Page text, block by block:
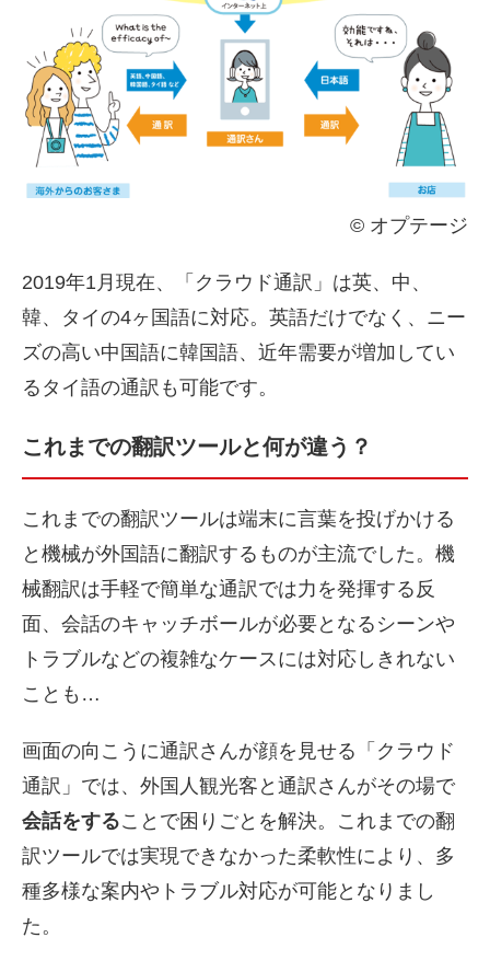
© オプテージ
2019年1月現在、「クラウド通訳」は英、中、
韓、タイの4ヶ国語に対応。英語だけでなく、ニー
ズの高い中国語に韓国語、近年需要が増加してい
るタイ語の通訳も可能です。
これまでの翻訳ツールと何が違う？
これまでの翻訳ツールは端末に言葉を投げかける
と機械が外国語に翻訳するものが主流でした。機
械翻訳は手軽で簡単な通訳では力を発揮する反
面、会話のキャッチボールが必要となるシーンや
トラブルなどの複雑なケースには対応しきれない
ことも…
画面の向こうに通訳さんが顔を見せる「クラウド
通訳」では、外国人観光客と通訳さんがその場で
会話をすることで困りごとを解決。これまでの翻
訳ツールでは実現できなかった柔軟性により、多
種多様な案内やトラブル対応が可能となりまし
た。